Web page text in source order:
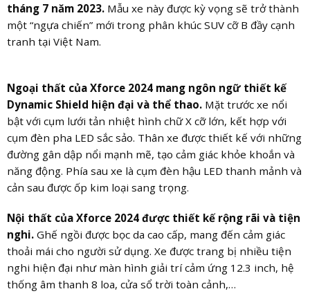
tháng 7 năm 2023.Mẫu xe này được kỳ vọng sẽ trở thành
một “ngựa chiến” mới trong phân khúc SUV cỡ B đầy cạnh
tranh tại Việt Nam.
Ngoại thất của Xforce 2024 mang ngôn ngữ thiết kế
Dynamic Shield hiện đại và thể thao.Mặt trước xe nổi
bật với cụm lưới tản nhiệt hình chữ X cỡ lớn, kết hợp với
cụm đèn pha LED sắc sảo. Thân xe được thiết kế với những
đường gân dập nổi mạnh mẽ, tạo cảm giác khỏe khoắn và
năng động. Phía sau xe là cụm đèn hậu LED thanh mảnh và
cản sau được ốp kim loại sang trọng.
Nội thất của Xforce 2024 được thiết kế rộng rãi và tiện
nghi.Ghế ngồi được bọc da cao cấp, mang đến cảm giác
thoải mái cho người sử dụng. Xe được trang bị nhiều tiện
nghi hiện đại như màn hình giải trí cảm ứng 12.3 inch, hệ
thống âm thanh 8 loa, cửa sổ trời toàn cảnh,…